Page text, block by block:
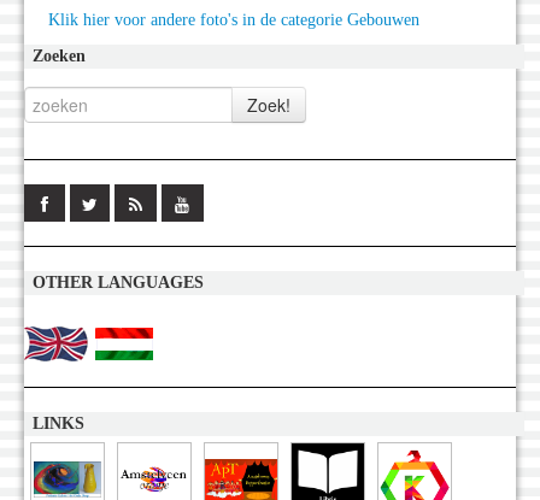
Klik hier voor andere foto's in de categorie Gebouwen
Zoeken
OTHER LANGUAGES
LINKS